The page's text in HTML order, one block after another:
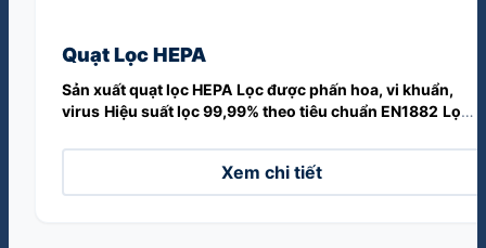
Quạt Lọc HEPA
Sản xuất quạt lọc HEPA Lọc được phấn hoa, vi khuẩn,
virus Hiệu suất lọc 99,99% theo tiêu chuẩn EN1882 Lọc
sản xuất theo yêu cầu
Xem chi tiết